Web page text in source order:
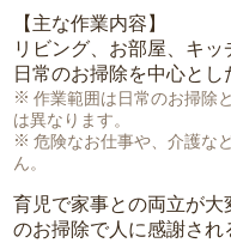
【主な作業内容】
リビング、お部屋、キ
日常のお掃除を中心とし
作業範囲は日常のお掃除
は異なります。
危険なお仕事や、介護な
ん。
育児で家事との両立が
のお掃除で人に感謝され